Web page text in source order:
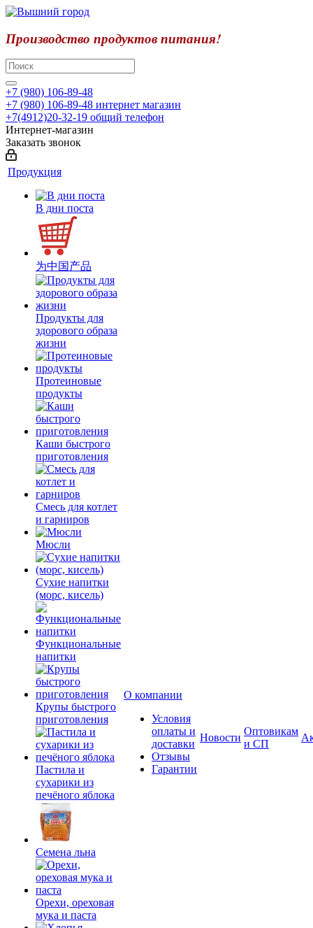
Производство продуктов питания!
+7 (980) 106-89-48
+7 (980) 106-89-48 интернет магазин
+7(4912)20-32-19 общий телефон
Интернет-магазин
Заказать звонок
Продукция
В дни поста
为中国产品
Продукты для
здорового образа
жизни
Протеиновые
продукты
Каши быстрого
приготовления
Смесь для котлет
и гарниров
Мюсли
Сухие напитки
(морс, кисель)
Функциональные
напитки
Крупы быстрого
приготовления
Пастила и
сухарики из
печёного яблока
Семена льна
Орехи, ореховая
мука и паста
О компании
Условия
оплаты и
доставки
Отзывы
Гарантии
Новости
Оптовикам
и СП